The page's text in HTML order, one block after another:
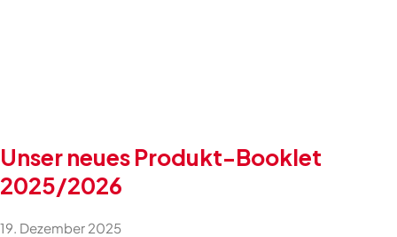
Unser neues Produkt-Booklet
2025/2026
19. Dezember 2025